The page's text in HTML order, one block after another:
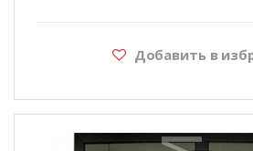
Добавить в